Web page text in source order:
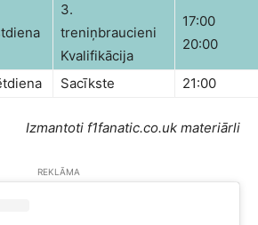
3.
treniņbraucieni
Kvalifikācija
17:00
20:00
Sacīkste 21:00
Izmantoti f1fanatic.co.uk materiārli
REKLĀMA